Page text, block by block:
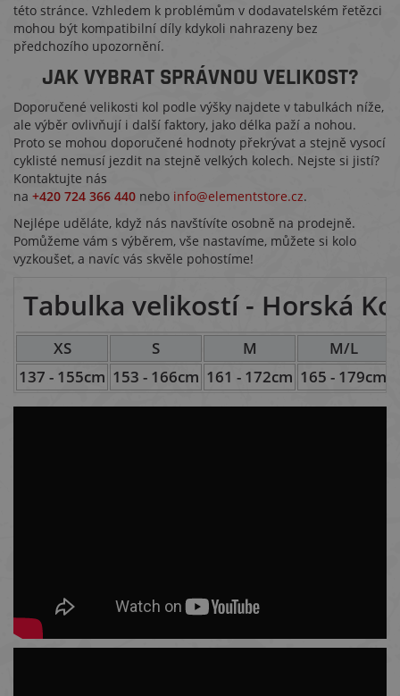
této stránce. Vzhledem k problémům v dodavatelském řetězci
mohou být kompatibilní díly kdykoli nahrazeny bez
předchozího upozornění.
JAK VYBRAT SPRÁVNOU VELIKOST?
Doporučené velikosti kol podle výšky najdete v tabulkách níže,
ale výběr ovlivňují i další faktory, jako délka paží a nohou.
Proto se mohou doporučené hodnoty překrývat a stejně vysocí
cyklisté nemusí jezdit na stejně velkých kolech. Nejste si jistí?
Kontaktujte nás
na +420 724 366 440 nebo info@elementstore.cz.
Nejlépe uděláte, když nás navštívíte osobně na prodejně.
Pomůžeme vám s výběrem, vše nastavíme, můžete si kolo
vyzkoušet, a navíc vás skvěle pohostíme!
Tabulka velikostí - Horská
XS S M
M/L
137 - 155cm 153 - 166cm 161 - 172cm 165 - 179cm